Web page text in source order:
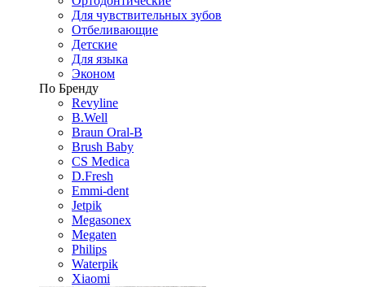
Для чувствительных зубов
Отбеливающие
Детские
Для языка
Эконом
По Бренду
Revyline
B.Well
Braun Oral-B
Brush Baby
CS Medica
D.Fresh
Emmi-dent
Jetpik
Megasonex
Megaten
Philips
Waterpik
Xiaomi